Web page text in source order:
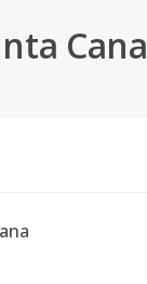
Cana